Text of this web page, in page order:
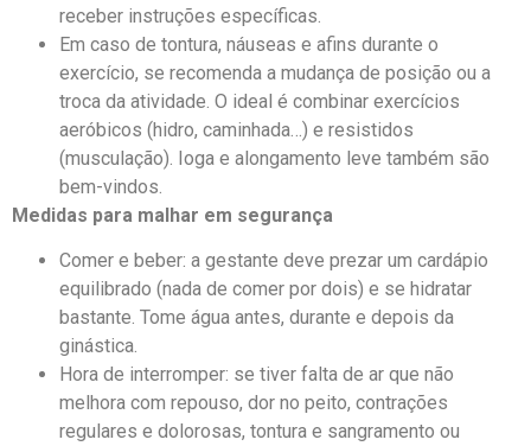
receber instruções específicas.
Em caso de tontura, náuseas e afins durante o
exercício, se recomenda a mudança de posição ou a
troca da atividade. O ideal é combinar exercícios
aeróbicos (hidro, caminhada…) e resistidos
(musculação). Ioga e alongamento leve também são
bem-vindos.
Medidas para malhar em segurança
Comer e beber: a gestante deve prezar um cardápio
equilibrado (nada de comer por dois) e se hidratar
bastante. Tome água antes, durante e depois da
ginástica.
Hora de interromper: se tiver falta de ar que não
melhora com repouso, dor no peito, contrações
regulares e dolorosas, tontura e sangramento ou